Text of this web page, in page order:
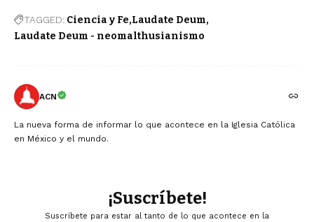
TAGGED: Ciencia y Fe Laudate Deum
Laudate Deum - neomalthusianismo
ACN
La nueva forma de informar lo que acontece en la Iglesia Católica
en México y el mundo.
¡Suscríbete!
Suscríbete para estar al tanto de lo que acontece en la